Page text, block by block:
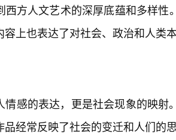
西方人文艺术的深厚底蕴和多样性
容上也表达了对社会、政治和人类
情感的表达，更是社会现象的映射
品经常反映了社会的变迁和人们的